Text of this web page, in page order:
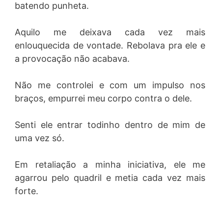
batendo punheta.
Aquilo me deixava cada vez mais
enlouquecida de vontade. Rebolava pra ele e
a provocação não acabava.
Não me controlei e com um impulso nos
braços, empurrei meu corpo contra o dele.
Senti ele entrar todinho dentro de mim de
uma vez só.
Em retaliação a minha iniciativa, ele me
agarrou pelo quadril e metia cada vez mais
forte.